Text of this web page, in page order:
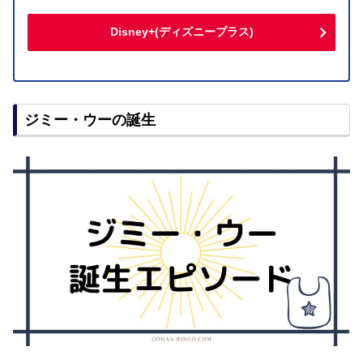
Disney+(ディズニープラス)
ジミー・ウーの誕生